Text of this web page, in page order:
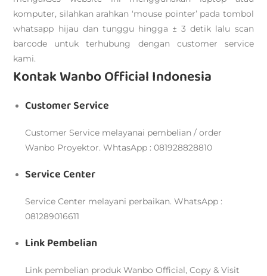
komputer, silahkan arahkan ‘mouse pointer’ pada tombol
whatsapp hijau dan tunggu hingga ± 3 detik lalu scan
barcode untuk terhubung dengan customer service
kami.
Kontak Wanbo Official Indonesia
Customer Service
Customer Service melayanai pembelian / order
Wanbo Proyektor. WhtasApp : 081928828810
Service Center
Service Center melayani perbaikan. WhatsApp :
081289016611
Link Pembelian
Link pembelian produk Wanbo Official, Copy & Visit